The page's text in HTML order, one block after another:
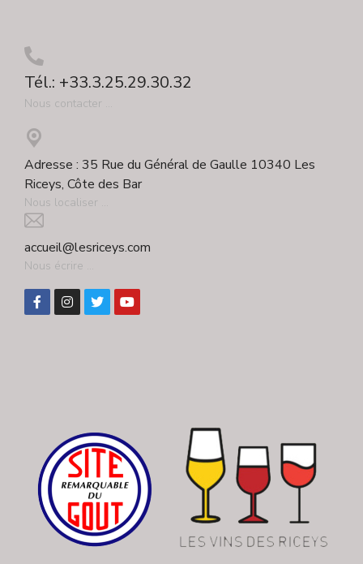
Tél.: +33.3.25.29.30.32
Nous contacter ...
Adresse : 35 Rue du Général de Gaulle 10340 Les
Riceys, Côte des Bar
Nous localiser ...
accueil@lesriceys.com
Nous écrire ...